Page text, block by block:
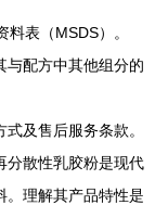
表（MSDS）。
与配方中其他组分的
及售后服务条款。
分散性乳胶粉是现代
。理解其产品特性是